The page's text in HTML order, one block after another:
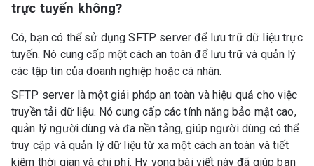
trực tuyến không?
Có, bạn có thể sử dụng SFTP server để lưu trữ dữ liệu trực
tuyến. Nó cung cấp một cách an toàn để lưu trữ và quản lý
các tập tin của doanh nghiệp hoặc cá nhân.
SFTP server là một giải pháp an toàn và hiệu quả cho việc
truyền tải dữ liệu. Nó cung cấp các tính năng bảo mật cao,
quản lý người dùng và đa nền tảng, giúp người dùng có thể
truy cập và quản lý dữ liệu từ xa một cách an toàn và tiết
kiệm thời gian và chi phí. Hy vọng bài viết này đã giúp bạn